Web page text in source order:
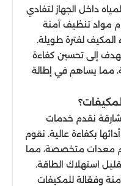
داخل الجهاز لتفادي
مواد تنظيف آمنة
المكيف لفترة طويلة.
إلى تحسين كفاءة
مما يساهم في إطالة
نقدم خدمات
بكفاءة عالية. نقوم
معدات متخصصة، مما
استهلاك الطاقة.
وفعّالة للمكيفات